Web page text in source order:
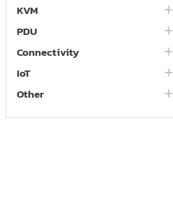
KVM
PDU
Connectivity
IoT
Other